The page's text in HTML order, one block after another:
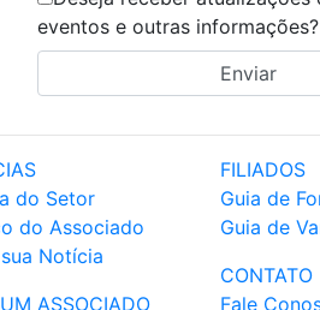
eventos e outras informações?
do Setor
do Associado
Notícia
ASSOCIADO
FILIADOS
Guia de
Guia de
CONTATO
Fale